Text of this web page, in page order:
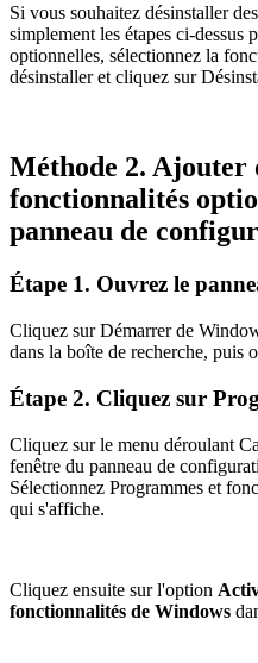
Si vous souhaitez désinstaller
simplement les étapes ci-dessus
optionnelles, sélectionnez la
désinstaller et cliquez sur
Méthode 2. Ajouter
fonctionnalités
panneau de
Étape 1. Ouvrez le
Cliquez sur Démarrer de
dans la boîte de recherche, puis
Étape 2. Cliquez sur
Cliquez sur le menu déroulant
fenêtre du panneau de
Sélectionnez Programmes et
qui s'affiche.
Cliquez ensuite sur l'option
fonctionnalités de Windows